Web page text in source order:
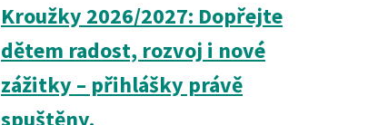
Kroužky 2026/2027: Dopřejte
dětem radost, rozvoj i nové
zážitky – přihlášky právě
spuštěny.